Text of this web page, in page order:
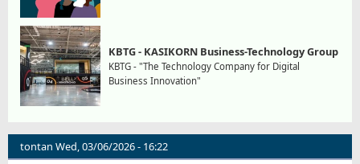
KBTG - KASIKORN Business-Technology Group
KBTG - "The Technology Company for Digital
Business Innovation"
tontan Wed, 03/06/2026 - 16:22